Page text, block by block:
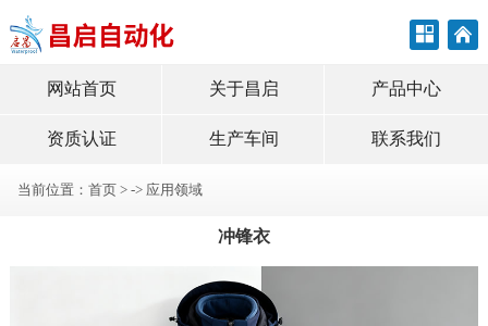
网站首页 关于昌启 产品中心
资质认证 生产车间 联系我们
当前位置： 首页 > -> 应用领域
冲锋衣